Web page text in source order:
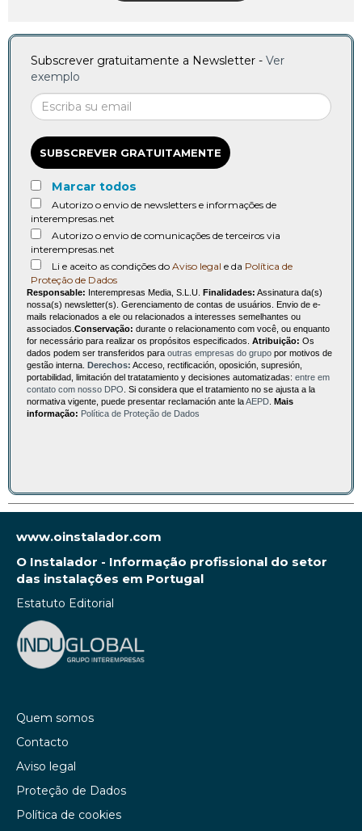
Subscrever gratuitamente a Newsletter - Ver
exemplo
SUBSCREVER GRATUITAMENTE
Marcar todos
Autorizo o envio de newsletters e informações de
interempresas.net
Autorizo o envio de comunicações de terceiros via
interempresas.net
Li e aceito as condições do Aviso legal e da Política de
Proteção de Dados
Responsable: Interempresas Media, S.L.U. Finalidades: Assinatura da(s)
nossa(s) newsletter(s). Gerenciamento de contas de usuários. Envio de e-
mails relacionados a ele ou relacionados a interesses semelhantes ou
associados. Conservação: durante o relacionamento com você, ou enquanto
for necessário para realizar os propósitos especificados. Atribuição: Os
dados podem ser transferidos para outras empresas do grupo por motivos de
gestão interna. Derechos: Acceso, rectificación, oposición, supresión,
portabilidad, limitación del tratatamiento y decisiones automatizadas: entre em
contato com nosso DPO . Si considera que el tratamiento no se ajusta a la
normativa vigente, puede presentar reclamación ante laAEPD Mais
informação: Política de Proteção de Dados
www.oinstalador.com
O Instalador - Informação profissional do setor
das instalações em Portugal
Estatuto Editorial
Quem somos
Contacto
Aviso legal
Proteção de Dados
Política de cookies